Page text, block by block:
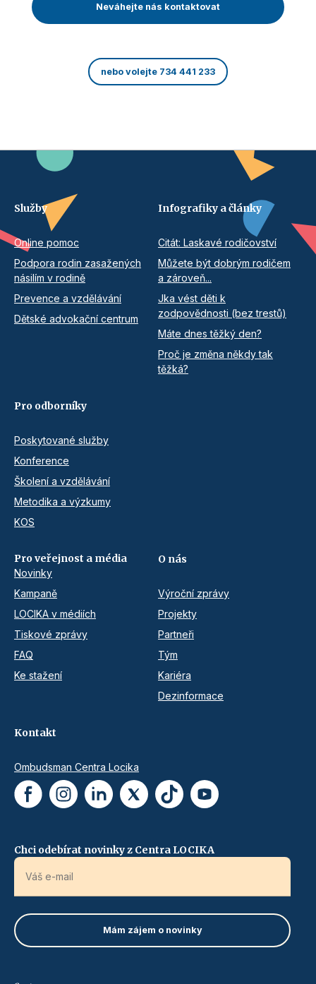
Neváhejte nás kontaktovat
nebo volejte 734 441 233
Služby
Online pomoc
Podpora rodin zasažených
násilím v rodině
Prevence a vzdělávání
Dětské advokační centrum
Infografiky a články
Citát: Laskavé rodičovství
Můžete být dobrým rodičem
a zároveň...
Jka vést děti k
zodpovědnosti (bez trestů)
Máte dnes těžký den?
Proč je změna někdy tak
těžká?
Pro odborníky
Poskytované služby
Konference
Školení a vzdělávání
Metodika a výzkumy
KOS
Pro veřejnost a média
Novinky
Kampaně
LOCIKA v médiích
Tiskové zprávy
FAQ
Ke stažení
O nás
Výroční zprávy
Projekty
Partneři
Tým
Kariéra
Dezinformace
Kontakt
Ombudsman Centra Locika
Chci odebírat novinky z Centra LOCIKA